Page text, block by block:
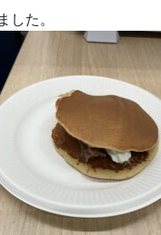
した。